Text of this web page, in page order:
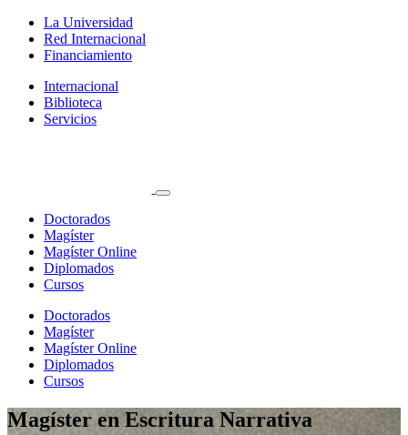
La Universidad
Red Internacional
Financiamiento
Internacional
Biblioteca
Servicios
Doctorados
Magíster
Magíster Online
Diplomados
Cursos
Doctorados
Magíster
Magíster Online
Diplomados
Cursos
Magíster en Escritura Narrativa